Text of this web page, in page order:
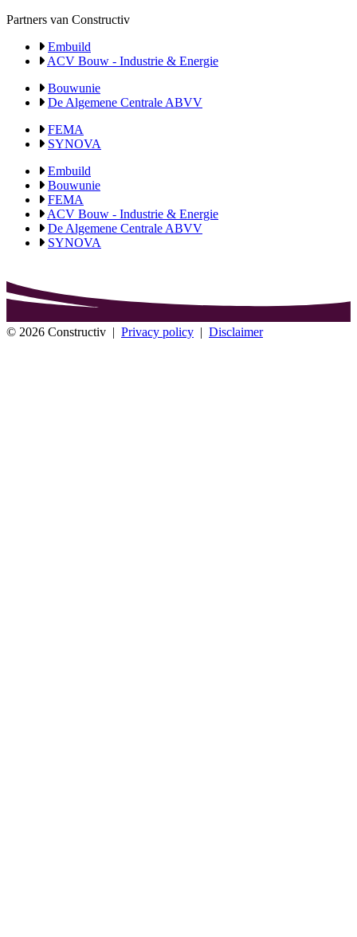
Partners van Constructiv
Embuild
ACV Bouw - Industrie & Energie
Bouwunie
De Algemene Centrale ABVV
FEMA
SYNOVA
Embuild
Bouwunie
FEMA
ACV Bouw - Industrie & Energie
De Algemene Centrale ABVV
SYNOVA
© 2026 Constructiv | Privacy policy | Disclaimer